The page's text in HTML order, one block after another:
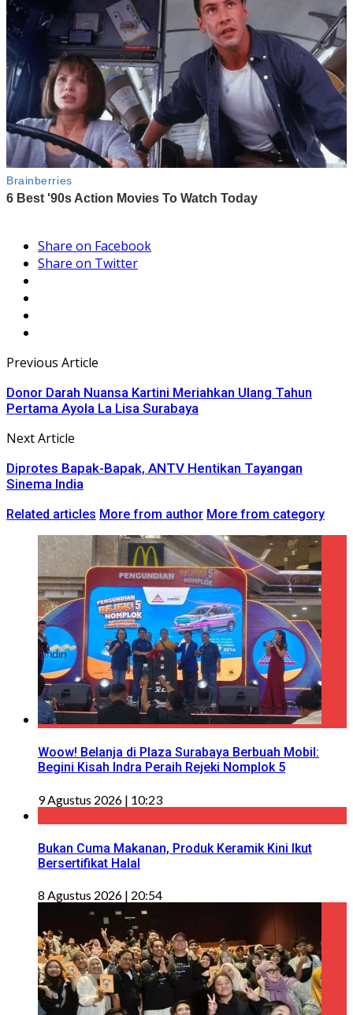
Share on Facebook
Share on Twitter
Previous Article
Donor Darah Nuansa Kartini Meriahkan Ulang Tahun
Pertama Ayola La Lisa Surabaya
Next Article
Diprotes Bapak-Bapak, ANTV Hentikan Tayangan
Sinema India
Related articles More from author More from category
Woow! Belanja di Plaza Surabaya Berbuah Mobil:
Begini Kisah Indra Peraih Rejeki Nomplok 5
9 Agustus 2026 | 10:23
Bukan Cuma Makanan, Produk Keramik Kini Ikut
Bersertifikat Halal
8 Agustus 2026 | 20:54